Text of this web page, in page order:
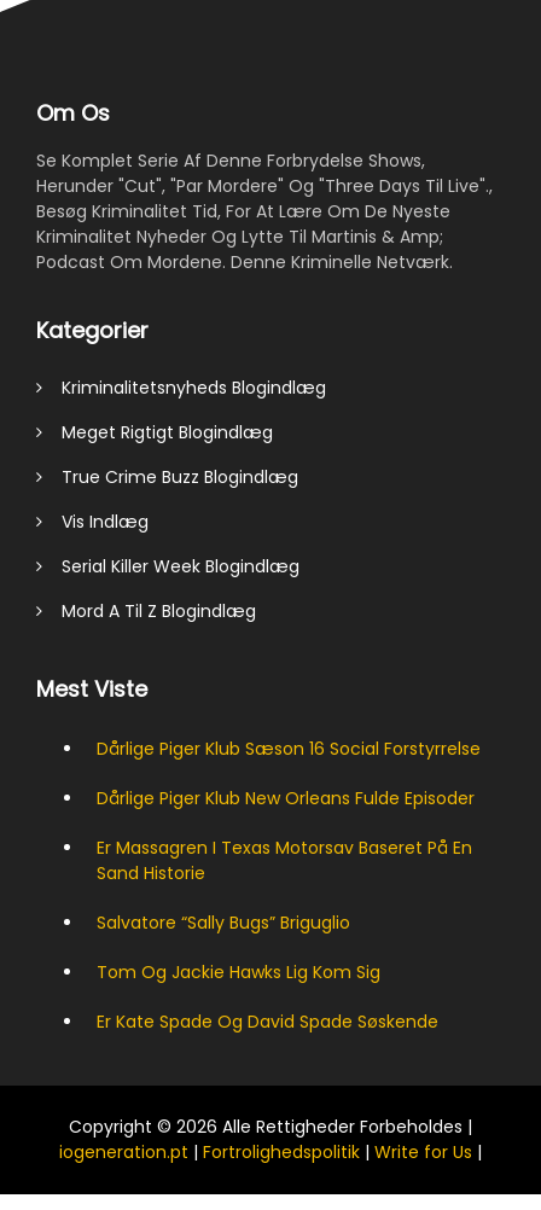
Om Os
Se Komplet Serie Af Denne Forbrydelse Shows,
Herunder "Cut", "Par Mordere" Og "Three Days Til Live".,
Besøg Kriminalitet Tid, For At Lære Om De Nyeste
Kriminalitet Nyheder Og Lytte Til Martinis & Amp;
Podcast Om Mordene. Denne Kriminelle Netværk.
Kategorier
Kriminalitetsnyheds Blogindlæg
Meget Rigtigt Blogindlæg
True Crime Buzz Blogindlæg
Vis Indlæg
Serial Killer Week Blogindlæg
Mord A Til Z Blogindlæg
Mest Viste
Dårlige Piger Klub Sæson 16 Social Forstyrrelse
Dårlige Piger Klub New Orleans Fulde Episoder
Er Massagren I Texas Motorsav Baseret På En
Sand Historie
Salvatore “sally Bugs” Briguglio
Tom Og Jackie Hawks Lig Kom Sig
Er Kate Spade Og David Spade Søskende
Copyright © 2026 Alle Rettigheder Forbeholdes |
iogeneration.pt | Fortrolighedspolitik | Write for Us |